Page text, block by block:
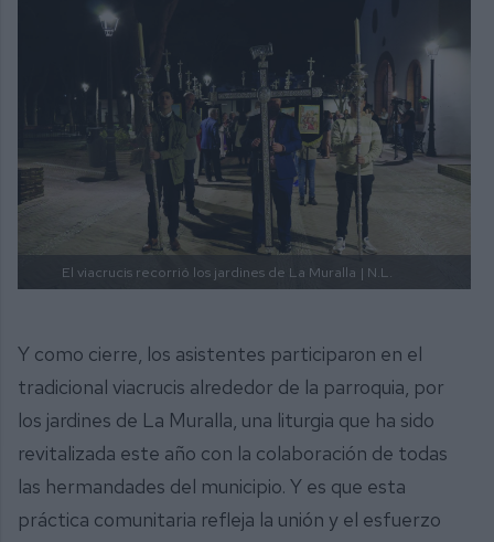
El viacrucis recorrió los jardines de La Muralla | N.L.
Y como cierre, los asistentes participaron en el
tradicional viacrucis alrededor de la parroquia, por
los jardines de La Muralla, una liturgia que ha sido
revitalizada este año con la colaboración de todas
las hermandades del municipio. Y es que esta
práctica comunitaria refleja la unión y el esfuerzo